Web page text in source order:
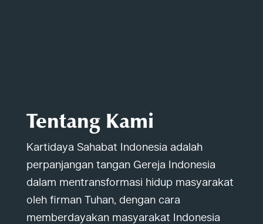
Tentang Kami
Kartidaya Sahabat Indonesia adalah
perpanjangan tangan Gereja Indonesia
dalam mentransformasi hidup masyarakat
oleh firman Tuhan, dengan cara
memberdayakan masyarakat Indonesia